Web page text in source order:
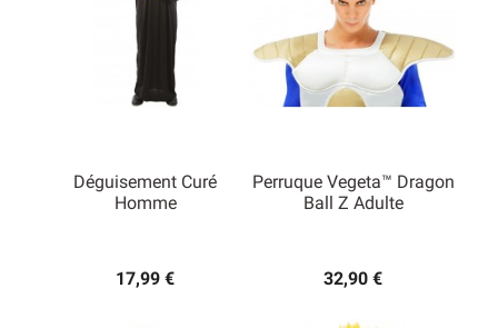
(1 avis)
Déguisement Curé
Homme
17,99 €
Perruque Vegeta™ Dragon
Ball Z Adulte
32,90 €